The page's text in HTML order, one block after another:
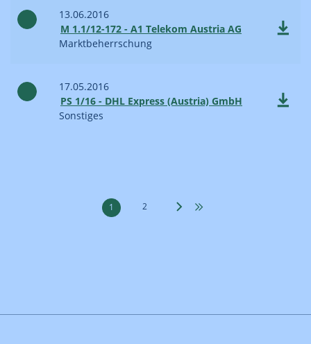
13.06.2016
M 1.1/12-172 - A1 Telekom Austria AG
Marktbeherrschung
17.05.2016
PS 1/16 - DHL Express (Austria) GmbH
Sonstiges
1 2